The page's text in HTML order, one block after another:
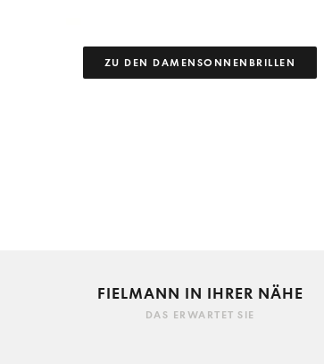
ZU DEN DAMENSONNENBRILLEN
FIELMANN IN IHRER NÄHE
DAS ERWARTET SIE